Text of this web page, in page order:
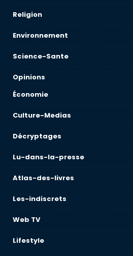
Religion
Environnement
Science-Sante
Opinions
Économie
Culture-Medias
Décryptages
Lu-dans-la-presse
Atlas-des-livres
Les-indiscrets
Web TV
Lifestyle